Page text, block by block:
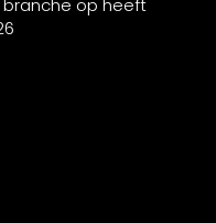
branche op heeft